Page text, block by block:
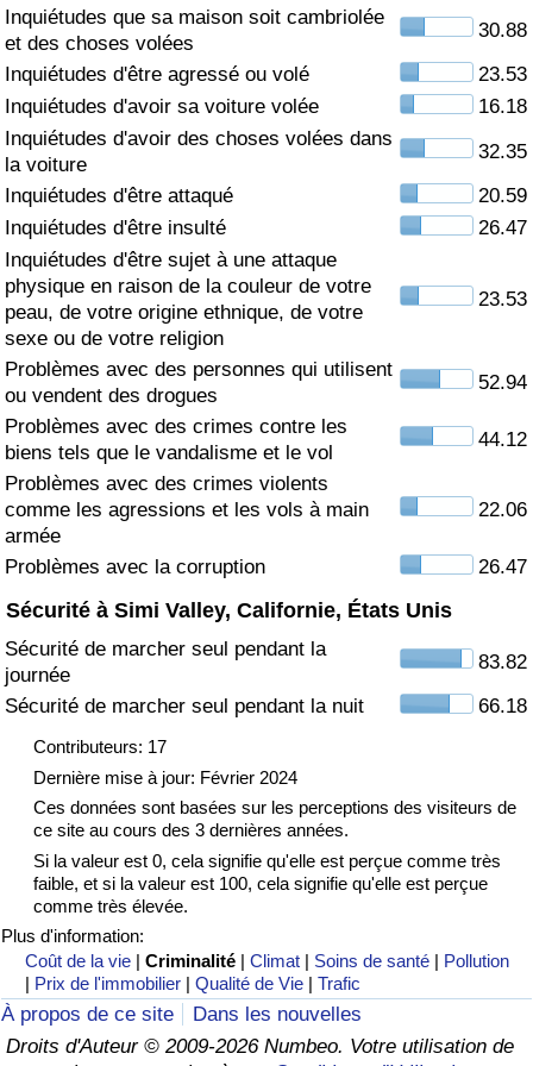
Inquiétudes que sa maison soit cambriolée
et des choses volées
30.88
Inquiétudes d'être agressé ou volé
23.53
Inquiétudes d'avoir sa voiture volée
16.18
Inquiétudes d'avoir des choses volées dans
la voiture
32.35
Inquiétudes d'être attaqué
20.59
Inquiétudes d'être insulté
26.47
Inquiétudes d'être sujet à une attaque
physique en raison de la couleur de votre
peau, de votre origine ethnique, de votre
sexe ou de votre religion
23.53
Problèmes avec des personnes qui utilisent
ou vendent des drogues
52.94
Problèmes avec des crimes contre les
biens tels que le vandalisme et le vol
44.12
Problèmes avec des crimes violents
comme les agressions et les vols à main
armée
22.06
Problèmes avec la corruption 26.47
Sécurité à Simi Valley, Californie, États Unis
Sécurité de marcher seul pendant la
journée
83.82
Sécurité de marcher seul pendant la nuit
66.18
Contributeurs: 17
Dernière mise à jour: Février 2024
Ces données sont basées sur les perceptions des visiteurs de
ce site au cours des 3 dernières années.
Si la valeur est 0, cela signifie qu'elle est perçue comme très
faible, et si la valeur est 100, cela signifie qu'elle est perçue
comme très élevée.
Plus d'information:
Coût de la vie |Criminalité |Climat | Soins de santé | Pollution
| Prix de l'immobilier |Qualité de Vie |Trafic
À propos de ce site
Dans les nouvelles
Droits d'Auteur © 2009-2026 Numbeo. Votre utilisation de
Soins de santé
Indice des soins de santé (Actuel)
Indice des soins de santé
Indice des soins de santé par Pays
Pollution
Indice de Pollution (Actuel)
Indice de pollution
Indice de Pollution par Pays
Trafic
Indice de Trafic (Actuel)
Indice de Trafic par Pays